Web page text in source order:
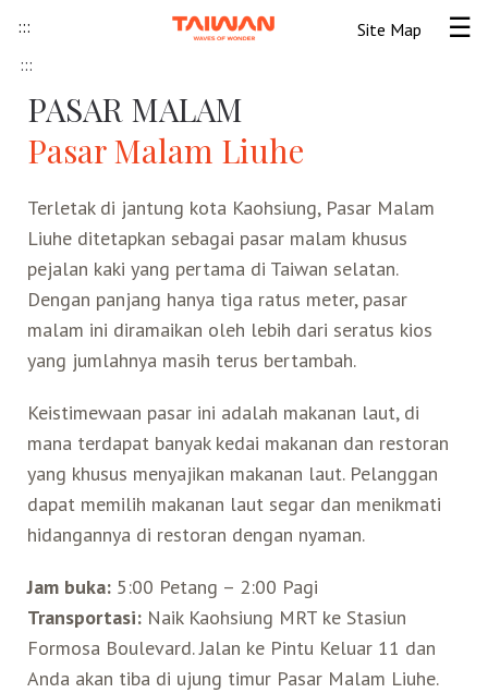
::: Site Map
Informasi Umum
Informasi visa
Tips Wisata Taiwan
Peta Panduan
FAQ
Agen Perjalanan
Lokawisata
Pendahuluan Taiwan
Asosiasi Pariwisata
Wisata Pegunungan
Mata Air Panas
LOHAS
Ekowisata
Kunjungan
Wisata Bermalam
Tur Bis Wisata
Wisata Alam – Scenic Spot
Taiwan Tips
Seni Budaya Lokal
Seni Budaya
Kerajinan Tangan
Teh Kelas Dunia
Destinasi Pilihan
Transportasi
Kereta Api
Bis
U-Bike
Mobil
Atraksi Taiwan Bagian Utara
Atraksi Taiwan Bagian Timur
Atraksi Taiwan Bagian Tengah
Atraksi Taiwan Bagian Selatan
Taiwan Ramah Muslim
Hidangan Gourmet
Search for:
:::
PASAR MALAM
Pasar Malam Liuhe
Terletak di jantung kota Kaohsiung, Pasar Malam
Liuhe ditetapkan sebagai pasar malam khusus
pejalan kaki yang pertama di Taiwan selatan.
Dengan panjang hanya tiga ratus meter, pasar
malam ini diramaikan oleh lebih dari seratus kios
yang jumlahnya masih terus bertambah.
Keistimewaan pasar ini adalah makanan laut, di
mana terdapat banyak kedai makanan dan restoran
yang khusus menyajikan makanan laut. Pelanggan
dapat memilih makanan laut segar dan menikmati
hidangannya di restoran dengan nyaman.
Jam buka:5:00 Petang – 2:00 Pagi
Transportasi:Naik Kaohsiung MRT ke Stasiun
Formosa Boulevard. Jalan ke Pintu Keluar 11 dan
Anda akan tiba di ujung timur Pasar Malam Liuhe.